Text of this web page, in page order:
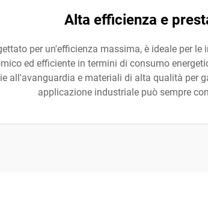
Alta efficienza e
per un'efficienza massima, è ideale per
ed efficiente in termini di consumo
all'avanguardia e materiali di alta qualità per
applicazione industriale può sempre